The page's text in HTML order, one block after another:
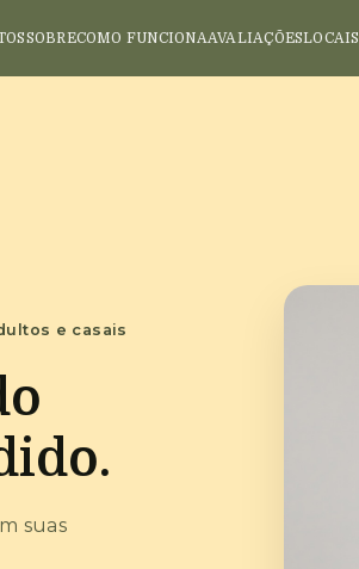
SOBRECOMO FUNCIONAAVALIAÇÕESLOCAIS
e casais
suas